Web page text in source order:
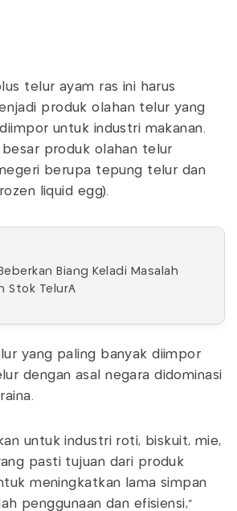
telur ayam ras ini harus
produk olahan telur yang
untuk industri makanan.
besar produk olahan telur
berupa tepung telur dan
liquid egg).
Biang Keladi Masalah
Stok TelurÂ
yang paling banyak diimpor
dengan asal negara didominasi
untuk industri roti, biskuit, mie,
pasti tujuan dari produk
meningkatkan lama simpan
penggunaan dan efisiensi,"